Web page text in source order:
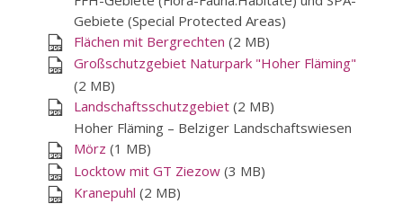
Gebiete (Special Protected Areas)
Flächen mit Bergrechten (2 MB)
Großschutzgebiet Naturpark "Hoher Fläming"
(2 MB)
Landschaftsschutzgebiet (2 MB)
Hoher Fläming – Belziger Landschaftswiesen
Mörz (1 MB)
Locktow mit GT Ziezow (3 MB)
Kranepuhl (2 MB)